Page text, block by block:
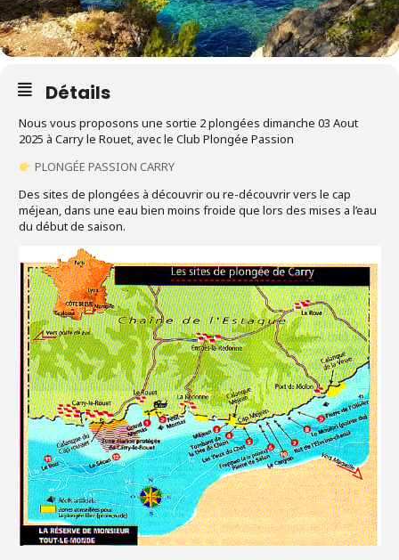
Détails
Nous vous proposons une sortie 2 plongées dimanche 03 Aout
2025 à Carry le Rouet, avec le Club Plongée Passion
PLONGÉE PASSION CARRY
Des sites de plongées à découvrir ou re-découvrir vers le cap
méjean, dans une eau bien moins froide que lors des mises a l’eau
du début de saison.